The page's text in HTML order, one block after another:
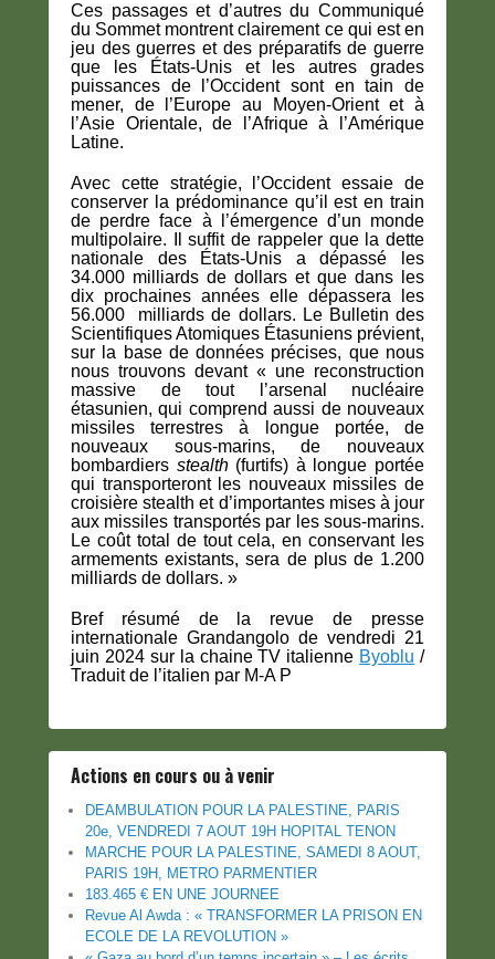
Ces passages et d’autres du Communiqué
du Sommet montrent clairement ce qui est en
jeu des guerres et des préparatifs de guerre
que les États-Unis et les autres grades
puissances de l’Occident sont en tain de
mener, de l’Europe au Moyen-Orient et à
l’Asie Orientale, de l’Afrique à l’Amérique
Latine.
Avec cette stratégie, l’Occident essaie de
conserver la prédominance qu’il est en train
de perdre face à l’émergence d’un monde
multipolaire. Il suffit de rappeler que la dette
nationale des États-Unis a dépassé les
34.000 milliards de dollars et que dans les
dix prochaines années elle dépassera les
56.000 milliards de dollars. Le Bulletin des
Scientifiques Atomiques Étasuniens prévient,
sur la base de données précises, que nous
nous trouvons devant « une reconstruction
massive de tout l’arsenal nucléaire
étasunien, qui comprend aussi de nouveaux
missiles terrestres à longue portée, de
nouveaux sous-marins, de nouveaux
bombardiers stealth(furtifs) à longue portée
qui transporteront les nouveaux missiles de
croisière stealth et d’importantes mises à jour
aux missiles transportés par les sous-marins.
Le coût total de tout cela, en conservant les
armements existants, sera de plus de 1.200
milliards de dollars. »
Bref résumé de la revue de presse
internationale Grandangolo de vendredi 21
juin 2024 sur la chaine TV italienne Byoblu /
Traduit de l’italien par M-A P
Actions en cours ou à venir
DEAMBULATION POUR LA PALESTINE, PARIS
20e, VENDREDI 7 AOUT 19H HOPITAL TENON
MARCHE POUR LA PALESTINE, SAMEDI 8 AOUT,
PARIS 19H, METRO PARMENTIER
183.465 € EN UNE JOURNEE
Revue Al Awda : « TRANSFORMER LA PRISON EN
ECOLE DE LA REVOLUTION »